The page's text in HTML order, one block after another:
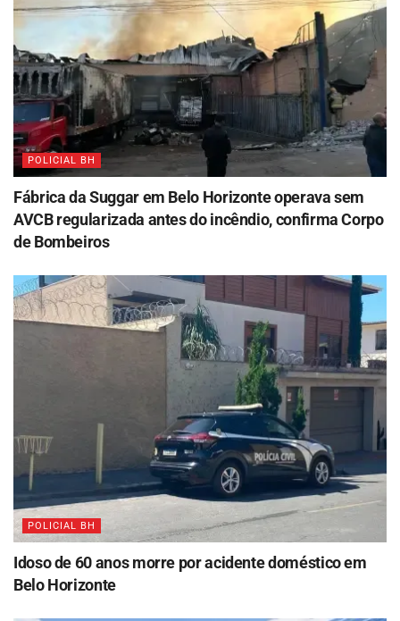
POLICIAL BH
Fábrica da Suggar em Belo Horizonte operava sem
AVCB regularizada antes do incêndio, confirma Corpo
de Bombeiros
POLICIAL BH
Idoso de 60 anos morre por acidente doméstico em
Belo Horizonte